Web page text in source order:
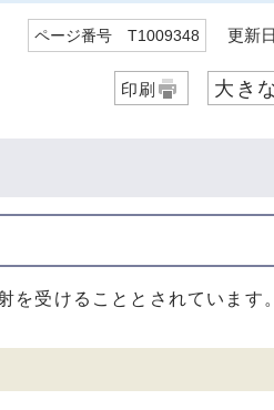
ページ番号 T1009348 更新
印刷 大き
を受けることとされています。